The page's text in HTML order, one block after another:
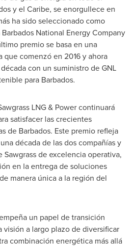
y el Caribe, se enorgullece en
ha sido seleccionado como
National Energy Company
premio se basa en una
que comenzó en 2016 y ahora
con un suministro de GNL
para Barbados.
LNG & Power continuará
satisfacer las crecientes
de Barbados. Este premio refleja
década de las dos compañías y
de excelencia operativa,
en la entrega de soluciones
manera única a la región del
un papel de transición
a largo plazo de diversificar
combinación energética más allá